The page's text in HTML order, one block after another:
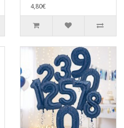
4,80€